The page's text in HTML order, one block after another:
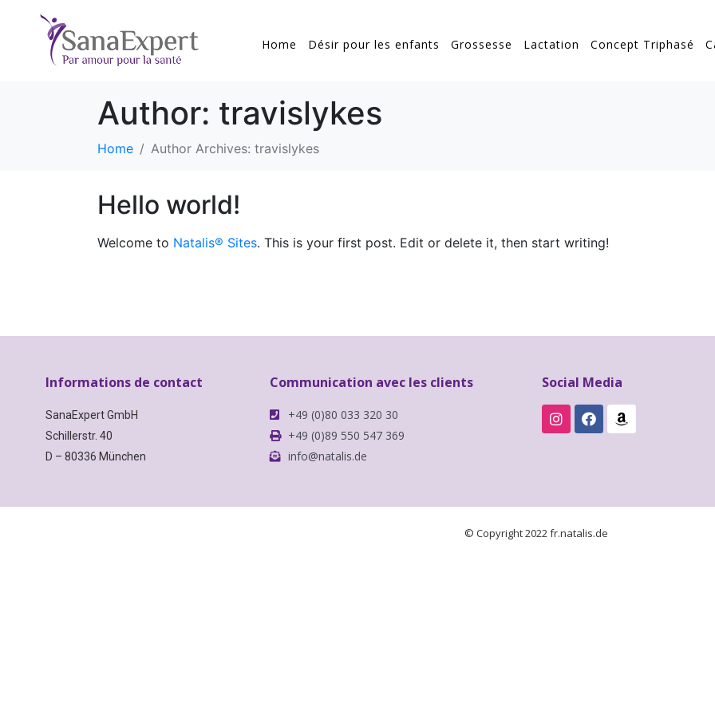
Home Désir pour les enfants Grossesse Lactation Concept Triphasé
Author: travislykes
Home Author Archives: travislykes
Hello world!
Welcome to Natalis® Sites. This is your first post. Edit or delete it, then start writing!
Informations de contact
SanaExpert GmbH
Schillerstr. 40
D – 80336 München
Communication avec les clients
+49 (0)80 033 320 30
+49 (0)89 550 547 369
info@natalis.de
Social Media
© Copyright 2022 fr.natalis.de